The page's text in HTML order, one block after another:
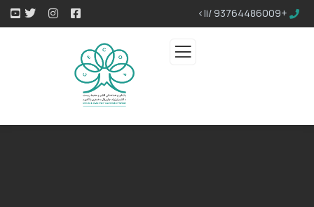
+93764486009 /li>